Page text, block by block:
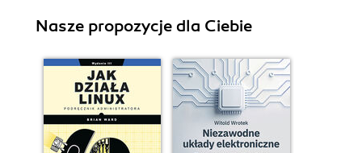
Nasze propozycje dla Ciebie